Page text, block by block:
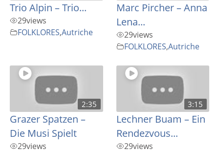
Trio Alpin – Trio...
29views
FOLKLORES,Autriche
Marc Pircher – Anna
Lena...
29views
FOLKLORES,Autriche
2:35
Grazer Spatzen –
Die Musi Spielt
29views
3:15
Lechner Buam – Ein
Rendezvous...
29views